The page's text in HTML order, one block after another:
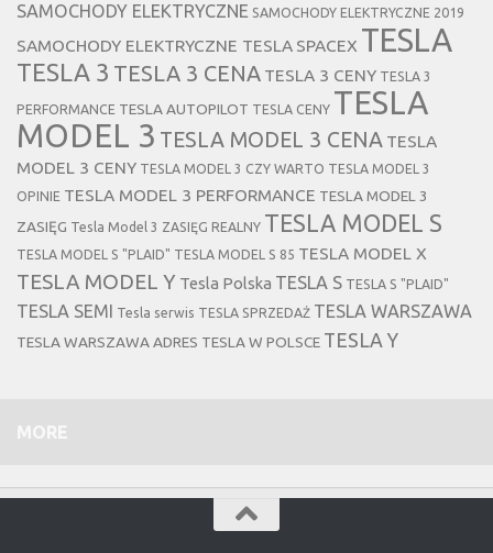
SAMOCHODY ELEKTRYCZNE SAMOCHODY ELEKTRYCZNE 2019
SAMOCHODY ELEKTRYCZNE TESLA SPACEX TESLA
TESLA 3 TESLA 3 CENA TESLA 3 CENY TESLA 3
PERFORMANCE TESLA AUTOPILOT TESLA CENY TESLA
MODEL 3 TESLA MODEL 3 CENA TESLA
MODEL 3 CENY TESLA MODEL 3 CZY WARTO TESLA MODEL 3
OPINIE TESLA MODEL 3 PERFORMANCE TESLA MODEL 3
ZASIĘG Tesla Model 3 ZASIĘG REALNY TESLA MODEL S
TESLA MODEL S "PLAID" TESLA MODEL S 85 TESLA MODEL X
TESLA MODEL Y Tesla Polska TESLA S TESLA S "PLAID"
TESLA SEMI Tesla serwis TESLA SPRZEDAŻ TESLA WARSZAWA
TESLA WARSZAWA ADRES TESLA W POLSCE TESLA Y
MORE